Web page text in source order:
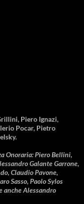
Piero Ignazi,
Pocar, Pietro
Onoraria: Piero Bellini,
Galante Garrone,
Claudio Pavone,
Sasso, Paolo Sylos
anche Alessandro